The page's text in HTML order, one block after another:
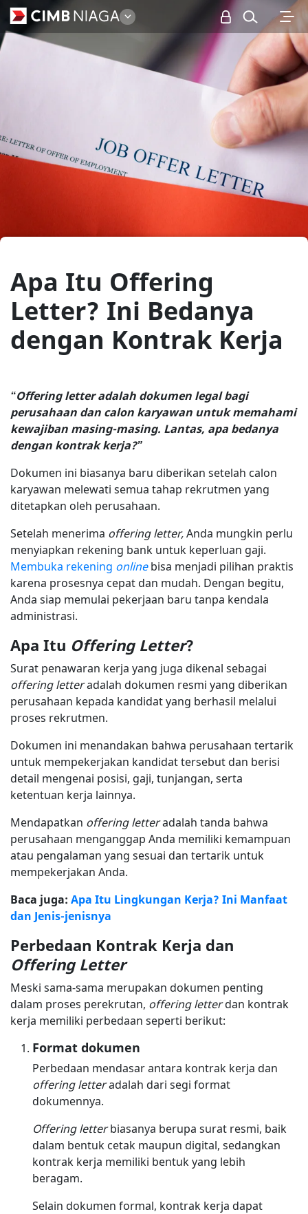
Personal
Apa Itu Offering
Letter? Ini Bedanya
dengan Kontrak Kerja
“Offering letter adalah dokumen legal bagi
perusahaan dan calon karyawan untuk memahami
kewajiban masing-masing. Lantas, apa bedanya
dengan kontrak kerja?”
Dokumen ini biasanya baru diberikan setelah calon
karyawan melewati semua tahap rekrutmen yang
ditetapkan oleh perusahaan.
Setelah menerima offering letter,Anda mungkin perlu
menyiapkan rekening bank untuk keperluan gaji.
Membuka rekening onlinebisa menjadi pilihan praktis
karena prosesnya cepat dan mudah. Dengan begitu,
Anda siap memulai pekerjaan baru tanpa kendala
administrasi.
Apa Itu Offering Letter?
Surat penawaran kerja yang juga dikenal sebagai
offering letteradalah dokumen resmi yang diberikan
perusahaan kepada kandidat yang berhasil melalui
proses rekrutmen.
Dokumen ini menandakan bahwa perusahaan tertarik
untuk mempekerjakan kandidat tersebut dan berisi
detail mengenai posisi, gaji, tunjangan, serta
ketentuan kerja lainnya.
Mendapatkan offering letteradalah tanda bahwa
perusahaan menganggap Anda memiliki kemampuan
atau pengalaman yang sesuai dan tertarik untuk
mempekerjakan Anda.
Baca juga: Apa Itu Lingkungan Kerja? Ini Manfaat
dan Jenis-jenisnya
Perbedaan Kontrak Kerja dan
Offering Letter
Meski sama-sama merupakan dokumen penting
dalam proses perekrutan, offering letterdan kontrak
kerja memiliki perbedaan seperti berikut:
Format dokumen
Perbedaan mendasar antara kontrak kerja dan
offering letteradalah dari segi format
dokumennya.
Offering letterbiasanya berupa surat resmi, baik
dalam bentuk cetak maupun digital, sedangkan
kontrak kerja memiliki bentuk yang lebih
beragam.
Selain dokumen formal, kontrak kerja dapat